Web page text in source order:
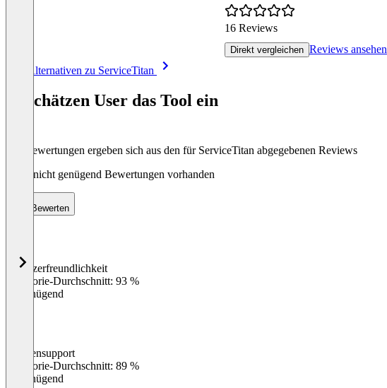
16 Reviews
Direkt vergleichen Reviews ansehen
Alle Alternativen zu ServiceTitan
So schätzen User das Tool ein
Die Bewertungen ergeben sich aus den für ServiceTitan abgegebenen Reviews
Noch nicht genügend Bewertungen vorhanden
Bewerten
%
Benutzerfreundlichkeit
Kategorie-Durchschnitt: 93 %
Ungenügend
Kundensupport
Kategorie-Durchschnitt: 89 %
Ungenügend